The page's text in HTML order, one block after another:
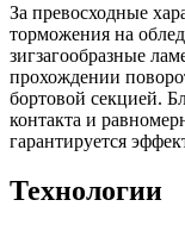
За превосходные
торможения на
зигзагообразные
прохождении
бортовой секцией.
контакта и
гарантируется
Технологии